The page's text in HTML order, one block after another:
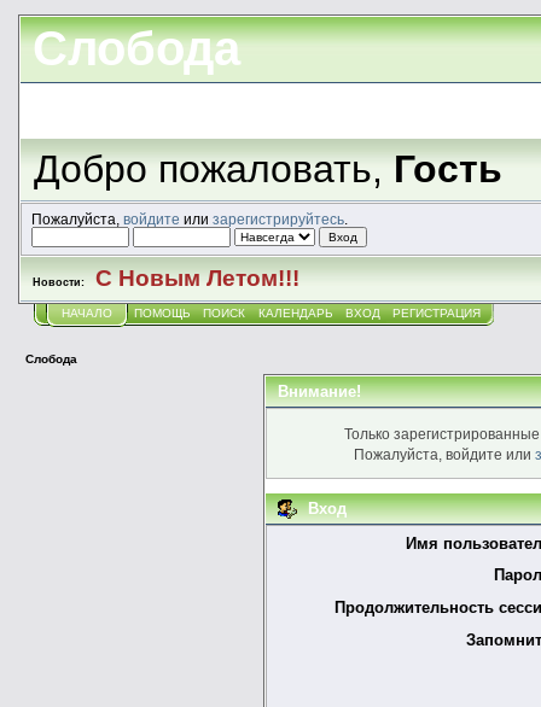
Слобода
Добро пожаловать,Гость
Пожалуйста, войдите или зарегистрируйтесь.
Новости: С Новым Летом!!!
НАЧАЛО ПОМОЩЬ ПОИСК КАЛЕНДАРЬ ВХОД РЕГИСТРАЦИЯ
Слобода
Внимание!
Только
Пожалуйста, войдите или
Вход
Имя
Продолжительность